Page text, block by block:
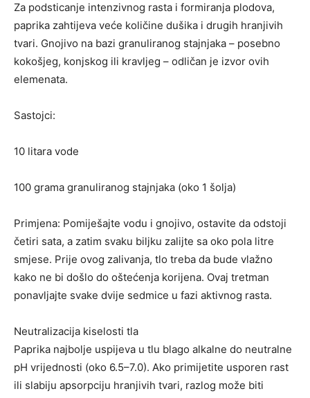
Za podsticanje intenzivnog rasta i formiranja plodova,
paprika zahtijeva veće količine dušika i drugih hranjivih
tvari. Gnojivo na bazi granuliranog stajnjaka – posebno
kokošjeg, konjskog ili kravljeg – odličan je izvor ovih
elemenata.
Sastojci:
10 litara vode
100 grama granuliranog stajnjaka (oko 1 šolja)
Primjena: Pomiješajte vodu i gnojivo, ostavite da odstoji
četiri sata, a zatim svaku biljku zalijte sa oko pola litre
smjese. Prije ovog zalivanja, tlo treba da bude vlažno
kako ne bi došlo do oštećenja korijena. Ovaj tretman
ponavljajte svake dvije sedmice u fazi aktivnog rasta.
Neutralizacija kiselosti tla
Paprika najbolje uspijeva u tlu blago alkalne do neutralne
pH vrijednosti (oko 6.5–7.0). Ako primijetite usporen rast
ili slabiju apsorpciju hranjivih tvari, razlog može biti